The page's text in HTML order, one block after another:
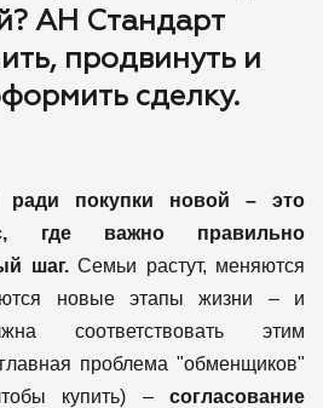
АН Стандарт
продвинуть и
сделку.
ради покупки новой – это
где важно правильно
шаг.Семьи растут, меняются
новые этапы жизни – и
соответствовать этим
проблема "обменщиков"
купить) – согласование